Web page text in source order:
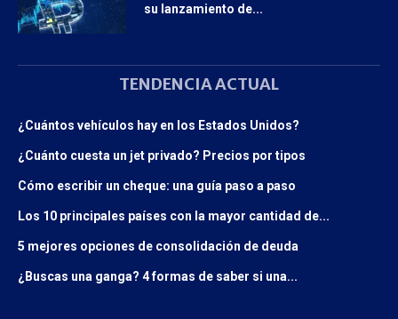
su lanzamiento de...
TENDENCIA ACTUAL
¿Cuántos vehículos hay en los Estados Unidos?
¿Cuánto cuesta un jet privado? Precios por tipos
Cómo escribir un cheque: una guía paso a paso
Los 10 principales países con la mayor cantidad de...
5 mejores opciones de consolidación de deuda
¿Buscas una ganga? 4 formas de saber si una...